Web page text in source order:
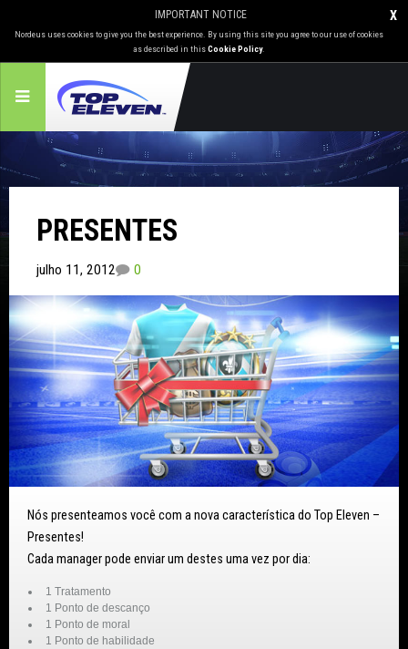
X
IMPORTANT NOTICE
Nordeus uses cookies to give you the best experience. By using this site you agree to our use of cookies
as described in thisCookie Policy.
PRESENTES
julho 11, 2012 0
Nós presenteamos você com a nova característica do Top Eleven –
Presentes!
Cada manager pode enviar um destes uma vez por dia:
1 Tratamento
1 Ponto de descanço
1 Ponto de moral
1 Ponto de habilidade